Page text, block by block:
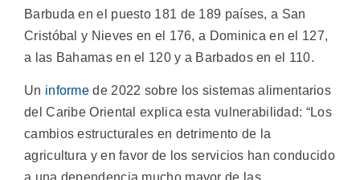
Barbuda en el puesto 181 de 189 países, a San
Cristóbal y Nieves en el 176, a Dominica en el 127,
a las Bahamas en el 120 y a Barbados en el 110.
Un informede 2022 sobre los sistemas alimentarios
del Caribe Oriental explica esta vulnerabilidad: “Los
cambios estructurales en detrimento de la
agricultura y en favor de los servicios han conducido
a una dependencia mucho mayor de las